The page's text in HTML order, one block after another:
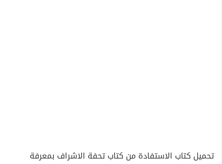
تحميل كتاب الاستفادة من كتاب تحفة الاشراف بمعرفة